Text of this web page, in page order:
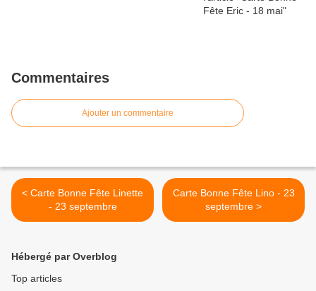
Commentaires
Ajouter un commentaire
< Carte Bonne Fête Linette
- 23 septembre
Carte Bonne Fête Lino - 23
septembre >
Hébergé par Overblog
Top articles